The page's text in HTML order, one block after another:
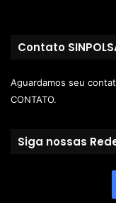
Contato
Aguardamos seu
CONTATO.
Siga nossas